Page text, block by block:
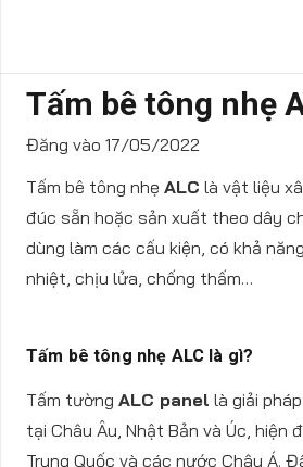
Tấm bê tông nhẹ
Đăng vào 17/05/2022
Tấm bê tông nhẹ ALC là vật liệu
đúc sẵn hoặc sản xuất theo dây
dùng làm các cấu kiện, có khả
nhiệt, chịu lửa, chống thấm…
Tấm bê tông nhẹ ALC là gì?
Tấm tường ALC panel là giải
tại Châu Âu, Nhật Bản và Úc, hiện
Trung Quốc và các nước Châu Á.